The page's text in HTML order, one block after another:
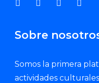
Sobre
Somos la primera
actividades